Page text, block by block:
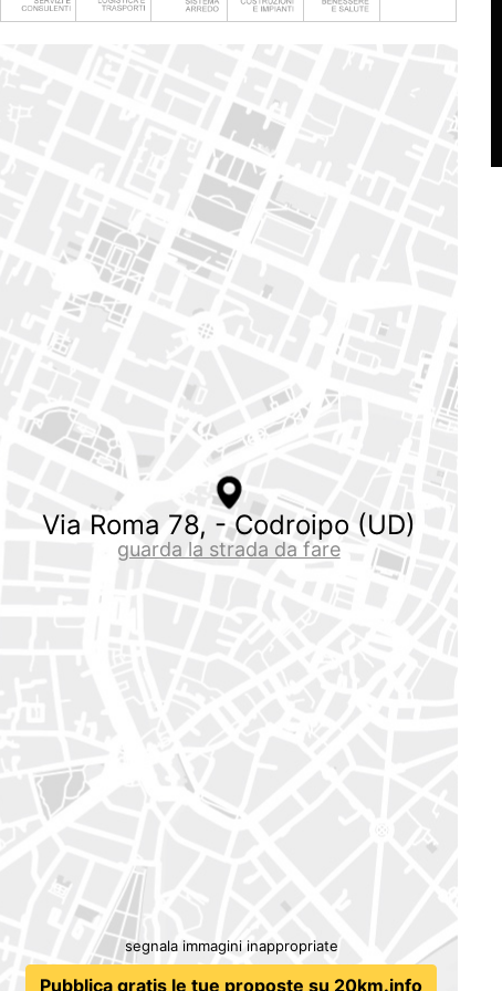
Via Roma 78, - Codroipo (UD)
guarda la strada da fare
segnala immagini inappropriate
Pubblica gratis le tue proposte su 20km.info